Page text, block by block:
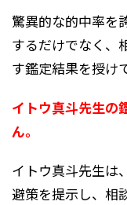
驚異的な的中率を
するだけでなく、
す鑑定結果を授け
イトウ真斗先生の
ん。
イトウ真斗先生は
避策を提示し、相